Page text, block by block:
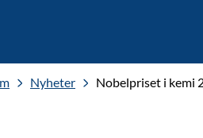
Nyheter Nobelpriset i kemi